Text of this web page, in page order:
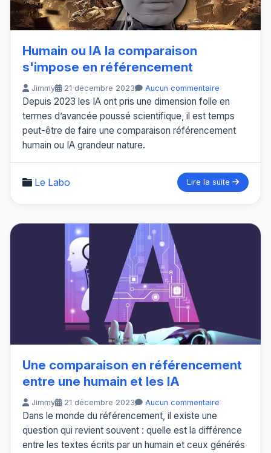
Humain ou IA la comparaison
s'impose en référencement
Jimmy 21 décembre 2023 Aucun commentaire
Depuis 2023 les IA ont pris une dimension folle en
termes d’avancée poussé scientifique, il est temps
peut-être de faire une comparaison référencement
humain ou IA grandeur nature.
Le Labo Lire la suite
Une comparaison en référencement
entre une humain et les IA
Jimmy 21 décembre 2023 Aucun commentaire
Dans le monde du référencement, il existe une
question qui revient souvent : quelle est la différence
entre les textes écrits par un humain et ceux générés